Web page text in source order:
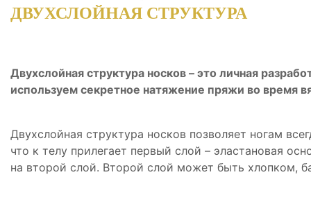
ДВУХСЛОЙНАЯ СТРУКТУРА
Двухслойная структура носков – это личная
используем секретное натяжение пряжи во время
Двухслойная структура носков позволяет ногам
что к телу прилегает первый слой – эластановая
на второй слой. Второй слой может быть хлопком,